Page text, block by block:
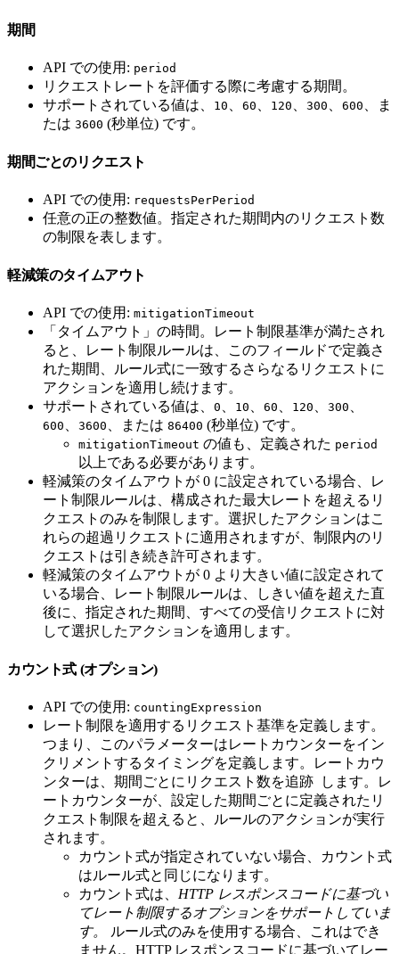
期間
API での使用: period
リクエストレートを評価する際に考慮する期間。
サポートされている値は、
10 60 120 300 600
、ま
たは 3600 (秒単位) です。
期間ごとのリクエスト
API での使用: requestsPerPeriod
任意の正の整数値。指定された期間内のリクエスト数
の制限を表します。
軽減策のタイムアウト
API での使用: mitigationTimeout
「タイムアウト」の時間。レート制限基準が満たされ
ると、レート制限ルールは、このフィールドで定義さ
れた期間、ルール式に一致するさらなるリクエストに
アクションを適用し続けます。
サポートされている値は、 0 10 60 120 300
600 3600 、または 86400 (秒単位) です。
mitigationTimeout の値も、定義された period
以上である必要があります。
軽減策のタイムアウトが 0 に設定されている場合、レ
ート制限ルールは、構成された最大レートを超えるリ
クエストのみを制限します。選択したアクションはこ
れらの超過リクエストに適用されますが、制限内のリ
クエストは引き続き許可されます。
軽減策のタイムアウトが 0 より大きい値に設定されて
いる場合、レート制限ルールは、しきい値を超えた直
後に、指定された期間、すべての受信リクエストに対
して選択したアクションを適用します。
カウント式 (オプション)
API での使用: countingExpression
レート制限を適用するリクエスト基準を定義します。
つまり、このパラメーターはレートカウンターをイン
クリメントするタイミングを定義します。レートカウ
ンターは、期間ごとにリクエスト数を追跡 ​​ します。レ
ートカウンターが、設定した期間ごとに定義されたリ
クエスト制限を超えると、ルールのアクションが実行
されます。
カウント式が指定されていない場合、カウント式
はルール式と同じになります。
カウント式は、 HTTP レスポンスコードに基づい
てレート制限するオプションをサポートしていま
す。
ルール式のみを使用する場合、これはでき
ません。HTTP レスポンスコードに基づいてレー